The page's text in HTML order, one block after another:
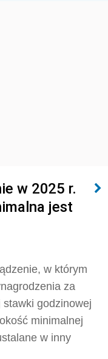
w 2025 r.
jest
w którym
za
godzinowej
minimalnej
w inny